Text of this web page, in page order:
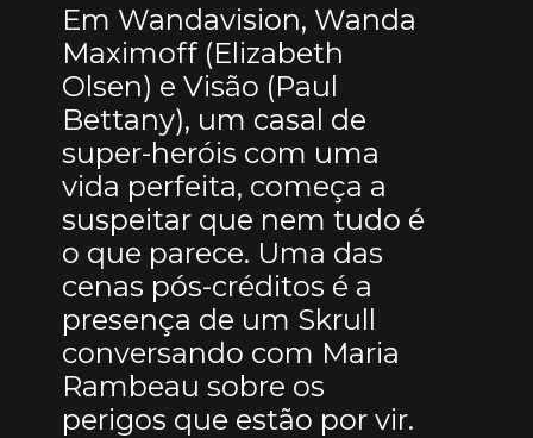
Em Wandavision, Wanda
Maximoff (Elizabeth
Olsen) e Visão (Paul
Bettany), um casal de
super-heróis com uma
vida perfeita, começa a
suspeitar que nem tudo é
o que parece. Uma das
cenas pós-créditos é a
presença de um Skrull
conversando com Maria
Rambeau sobre os
perigos que estão por vir.